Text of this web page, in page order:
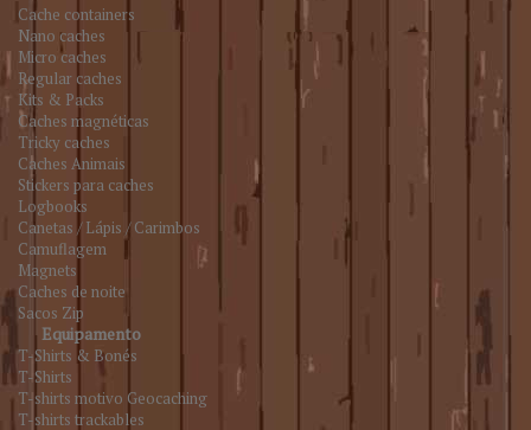
Cache containers
Nano caches
Micro caches
Regular caches
Kits & Packs
Caches magnéticas
Tricky caches
Caches Animais
Stickers para caches
Logbooks
Canetas / Lápis / Carimbos
Camuflagem
Magnets
Caches de noite
Sacos Zip
Equipamento
T-Shirts & Bonés
T-Shirts
T-shirts motivo Geocaching
T-shirts trackables